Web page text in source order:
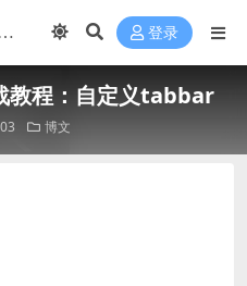
登录
教程：自定义tabbar
博文